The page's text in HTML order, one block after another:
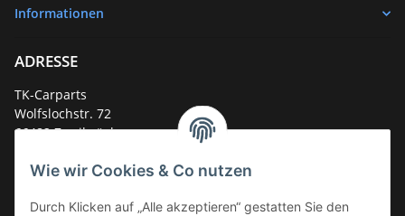
Wie wir Cookies & Co nutzen
Durch Klicken auf „Alle akzeptieren“ gestatten Sie den
Informationen
ADRESSE
TK-Carparts
Wolfslochstr. 72
66482 Zweibrücken
E-Mail:mail@tk-carparts.de